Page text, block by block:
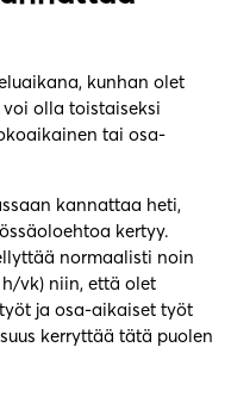
kunhan olet
olla toistaiseksi
tai osa-
kannattaa heti,
kertyy.
normaalisti noin
vk) niin, että olet
ja osa-aikaiset työt
kerryttää tätä puolen